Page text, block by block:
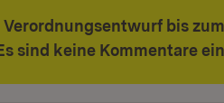
bis zum
sind keine Kommentare